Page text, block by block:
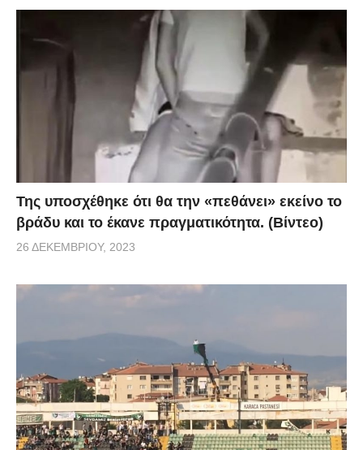
Της υποσχέθηκε ότι θα την «πεθάνει» εκείνο το
βράδυ και το έκανε πραγματικότητα. (Βίντεο)
26 ΔΕΚΕΜΒΡΊΟΥ, 2023